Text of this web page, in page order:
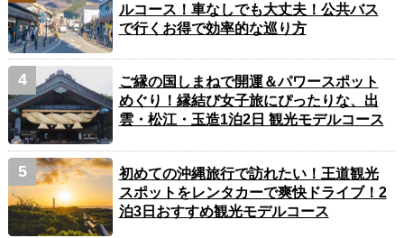
ルコース！車なしでも大丈夫！公共バス
で行くお得で効率的な巡り方
ご縁の国しまねで開運＆パワースポット
めぐり！縁結び女子旅にぴったりな、出
雲・松江・玉造1泊2日 観光モデルコース
初めての沖縄旅行で訪れたい！王道観光
スポットをレンタカーで爽快ドライブ！2
泊3日おすすめ観光モデルコース